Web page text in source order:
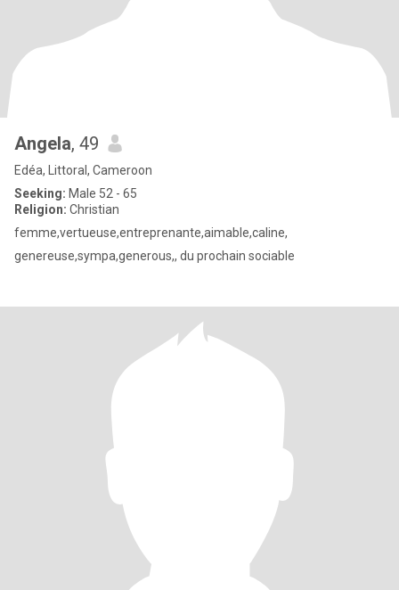
Angela, 49
Edéa, Littoral, Cameroon
Seeking: Male 52 - 65
Religion: Christian
femme,vertueuse,entreprenante,aimable,caline,
genereuse,sympa,generous,, du prochain sociable